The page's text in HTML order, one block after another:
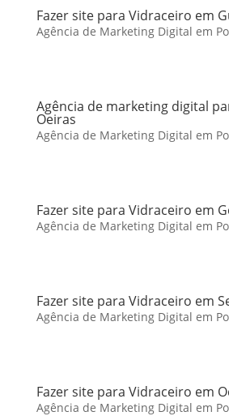
Fazer site para Vidraceiro em
Agência de Marketing Digital em
Agência de marketing digital
Oeiras
Agência de Marketing Digital em
Fazer site para Vidraceiro em
Agência de Marketing Digital em
Fazer site para Vidraceiro em
Agência de Marketing Digital em
Fazer site para Vidraceiro em
Agência de Marketing Digital em